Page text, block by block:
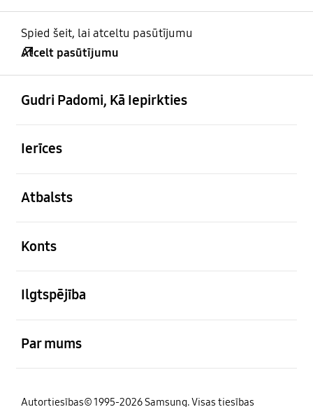
Spied šeit, lai atceltu pasūtījumu
Atcelt pasūtījumu
Gudri Padomi, Kā Iepirkties
Ierīces
Atbalsts
Konts
Ilgtspējība
Par mums
Autortiesības© 1995-2026 Samsung. Visas tiesības